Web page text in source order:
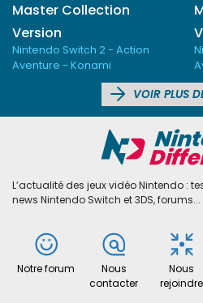
Master Collection
Version
Nintendo Switch 2 - Action
Aventure - Konami
VOIR PLUS
L’actualité des jeux vidéo Nintendo :
news Nintendo Switch et 3DS,
Notre forum
Nous
contacter
Nous
rejoindre